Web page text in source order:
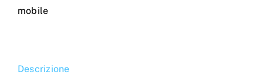
vagone
mobile
Descrizione